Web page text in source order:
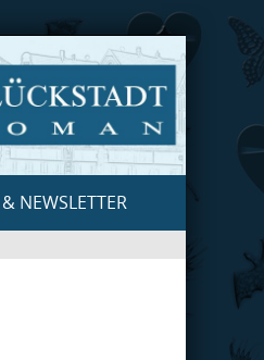
NEWSLETTER